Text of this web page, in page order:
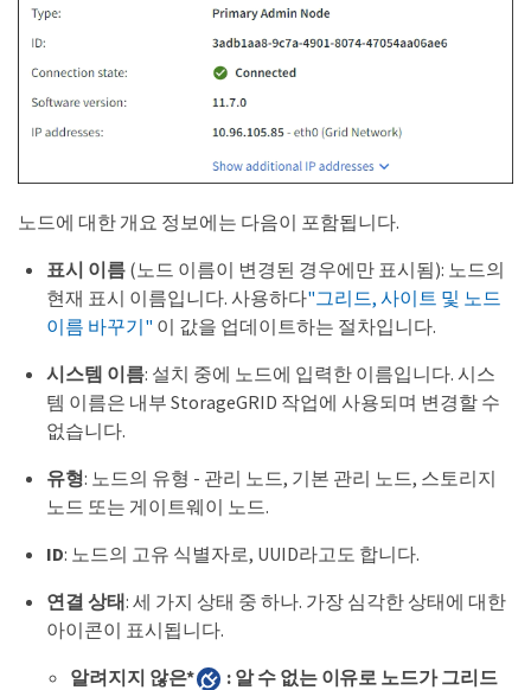
노드에 대한 개요 정보에는 다음이 포함됩니다.
표시 이름(노드 이름이 변경된 경우에만 표시됨): 노드의
현재 표시 이름입니다. 사용하다"그리드, 사이트 및 노드
이름 바꾸기" 이 값을 업데이트하는 절차입니다.
시스템 이름: 설치 중에 노드에 입력한 이름입니다. 시스
템 이름은 내부 StorageGRID 작업에 사용되며 변경할 수
없습니다.
유형: 노드의 유형 - 관리 노드, 기본 관리 노드, 스토리지
노드 또는 게이트웨이 노드.
ID: 노드의 고유 식별자로, UUID라고도 합니다.
연결 상태: 세 가지 상태 중 하나. 가장 심각한 상태에 대한
아이콘이 표시됩니다.
알려지지 않은*
: 알 수 없는 이유로 노드가 그리드